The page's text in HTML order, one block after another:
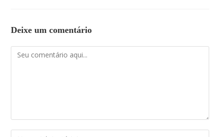
Deixe um comentário